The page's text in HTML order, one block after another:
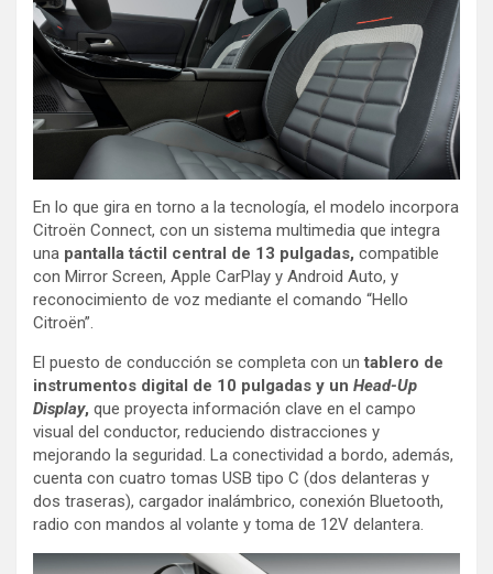
En lo que gira en torno a la tecnología, el modelo incorpora
Citroën Connect, con un sistema multimedia que integra
una pantalla táctil central de 13 pulgadas, compatible
con Mirror Screen, Apple CarPlay y Android Auto, y
reconocimiento de voz mediante el comando “Hello
Citroën”.
El puesto de conducción se completa con untablero de
instrumentos digital de 10 pulgadas y un Head-Up
Display, que proyecta información clave en el campo
visual del conductor, reduciendo distracciones y
mejorando la seguridad. La conectividad a bordo, además,
cuenta con cuatro tomas USB tipo C (dos delanteras y
dos traseras), cargador inalámbrico, conexión Bluetooth,
radio con mandos al volante y toma de 12V delantera.